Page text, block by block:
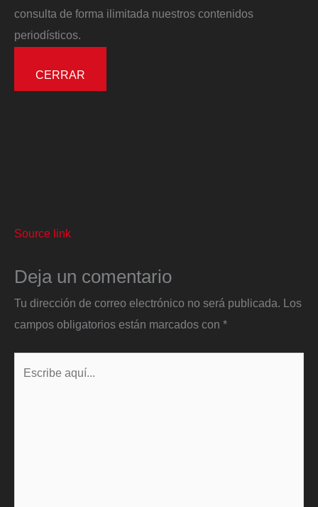
consulta de forma ilimitada nuestros contenidos
periodísticos.
CERRAR
Source link
Deja un comentario
Tu dirección de correo electrónico no será publicada. Los
campos obligatorios están marcados con *